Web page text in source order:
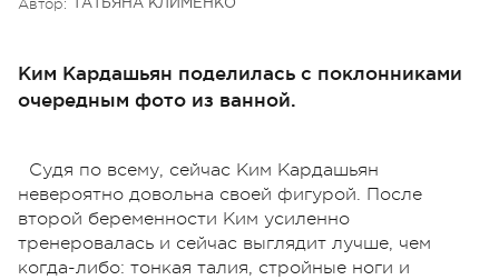
Автор: ТАТЬЯНА КЛИМЕНКО
Ким Кардашьян поделилась с поклонниками
очередным фото из ванной.
Судя по всему, сейчас Ким Кардашьян
невероятно довольна своей фигурой. После
второй беременности Ким усиленно
тренеровалась и сейчас выглядит лучше, чем
когда-либо: тонкая талия, стройные ноги и